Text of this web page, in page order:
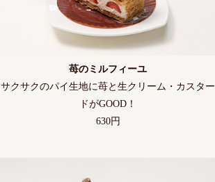
苺のミルフィーユ
サクサクのパイ生地に苺と生クリーム・カスター
ドがGOOD！
630円